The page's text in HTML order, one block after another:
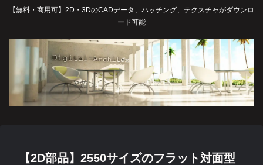
【無料・商用可】2D・3DのCADデータ、ハッチング、テクスチャがダウンロ
ード可能
【2D部品】2550サイズのフラット対面型